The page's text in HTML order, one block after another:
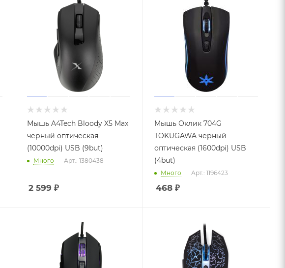
Мышь A4Tech Bloody X5 Max
черный оптическая
(10000dpi) USB (9but)
Много Арт.: 1380438
2 599 ₽
Мышь Оклик 704G
TOKUGAWA черный
оптическая (1600dpi) USB
(4but)
Много Арт.: 1196423
468 ₽